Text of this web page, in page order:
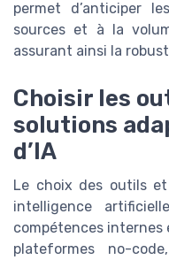
permet d’anticiper
sources et à la
assurant ainsi la
Choisir les
solutions
d’IA
Le choix des outils
intelligence
compétences internes
plateformes no-